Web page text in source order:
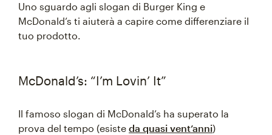
Uno sguardo agli slogan di Burger King e
McDonald’s ti aiuterà a capire come differenziare il
tuo prodotto.
McDonald’s: “I’m Lovin’ It”
Il famoso slogan di McDonald’s ha superato la
prova del tempo (esiste da quasi vent’anni)